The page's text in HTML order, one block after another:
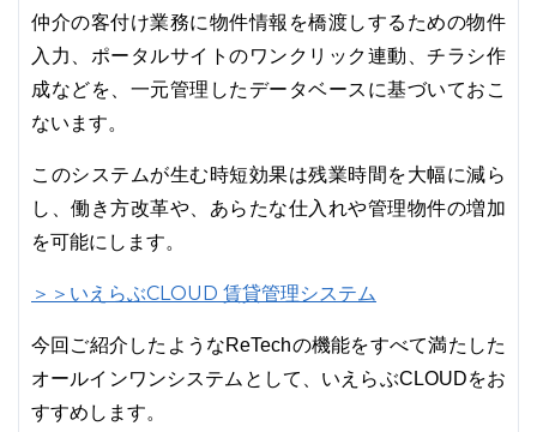
仲介の客付け業務に物件情報を橋渡しするための物件
入力、ポータルサイトのワンクリック連動、チラシ作
成などを、一元管理したデータベースに基づいておこ
ないます。
このシステムが生む時短効果は残業時間を大幅に減ら
し、働き方改革や、あらたな仕入れや管理物件の増加
を可能にします。
＞＞いえらぶCLOUD 賃貸管理システム
今回ご紹介したようなReTechの機能をすべて満たした
オールインワンシステムとして、いえらぶCLOUDをお
すすめします。